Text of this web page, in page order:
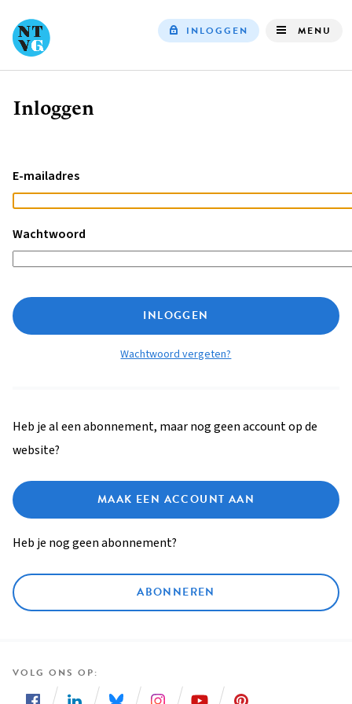
INLOGGEN MENU
Kruimelpad
Inloggen
E-mailadres
Wachtwoord
INLOGGEN
Wachtwoord vergeten?
Heb je al een abonnement, maar nog geen account op de
website?
MAAK EEN ACCOUNT AAN
Heb je nog geen abonnement?
ABONNEREN
VOLG ONS OP